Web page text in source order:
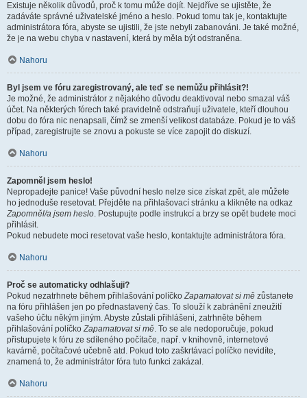
Existuje několik důvodů, proč k tomu může dojít. Nejdříve se ujistěte, že
zadáváte správné uživatelské jméno a heslo. Pokud tomu tak je, kontaktujte
administrátora fóra, abyste se ujistili, že jste nebyli zabanováni. Je také možné,
že je na webu chyba v nastavení, která by měla být odstraněna.
Nahoru
Byl jsem ve fóru zaregistrovaný, ale teď se nemůžu přihlásit?!
Je možné, že administrátor z nějakého důvodu deaktivoval nebo smazal váš
účet. Na některých fórech také pravidelně odstraňují uživatele, kteří dlouhou
dobu do fóra nic nenapsali, čímž se zmenší velikost databáze. Pokud je to váš
případ, zaregistrujte se znovu a pokuste se více zapojit do diskuzí.
Nahoru
Zapomněl jsem heslo!
Nepropadejte panice! Vaše původní heslo nelze sice získat zpět, ale můžete
ho jednoduše resetovat. Přejděte na přihlašovací stránku a klikněte na odkaz
Zapomněl/a jsem heslo. Postupujte podle instrukcí a brzy se opět budete moci
přihlásit.
Pokud nebudete moci resetovat vaše heslo, kontaktujte administrátora fóra.
Nahoru
Proč se automaticky odhlašuji?
Pokud nezatrhnete během přihlašování políčkoZapamatovat si mě zůstanete
na fóru přihlášen jen po přednastavený čas. To slouží k zabránění zneužití
vašeho účtu někým jiným. Abyste zůstali přihlášeni, zatrhněte během
přihlašování políčkoZapamatovat si mě. To se ale nedoporučuje, pokud
přistupujete k fóru ze sdíleného počítače, např. v knihovně, internetové
kavárně, počítačové učebně atd. Pokud toto zaškrtávací políčko nevidíte,
znamená to, že administrátor fóra tuto funkci zakázal.
Nahoru